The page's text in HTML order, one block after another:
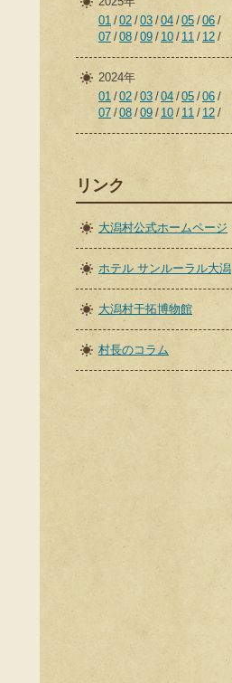
01 02 03 04 05 06
07 08 09 10 11 12
2024年
01 02 03 04 05 06
07 08 09 10 11 12
リンク
大潟村公式ホームページ
ホテル サンルーラル大潟
大潟村干拓博物館
村長のコラム